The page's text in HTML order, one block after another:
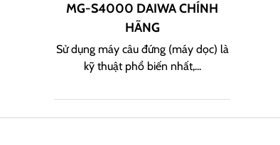
MG-S4000 DAIWA CHÍNH
HÃNG
Sử dụng máy câu đứng (máy dọc) là
kỹ thuật phổ biến nhất,...